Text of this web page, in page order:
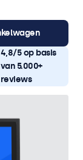
4,8/5 op basis
van 5.000+
reviews